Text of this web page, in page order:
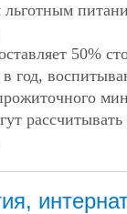
50%
в год,